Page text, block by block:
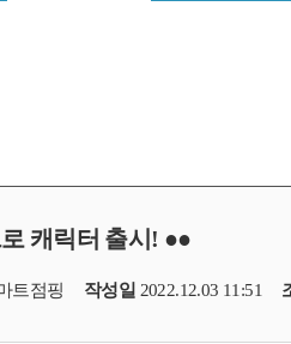
캐릭터 출시! ●●
트점핑 작성일 2022.12.03 11:51